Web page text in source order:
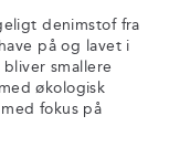
denimstof fra
på og lavet i
smallere
økologisk
fokus på